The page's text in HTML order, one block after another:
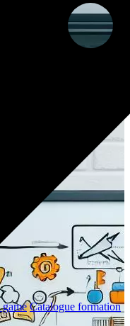
game Catalogue formation